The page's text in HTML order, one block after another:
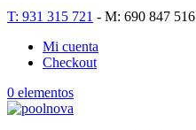
T: 931 315 721 - M: 690 847 516
Mi cuenta
Checkout
0 elementos